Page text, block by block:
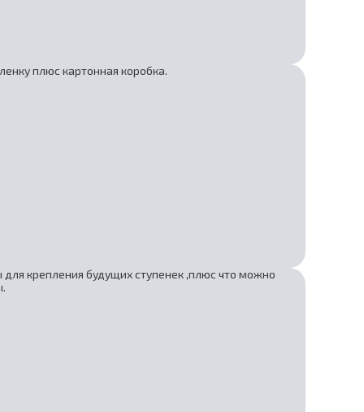
плюс картонная коробка.
крепления будущих ступенек ,плюс что можно